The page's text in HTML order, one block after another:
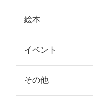
絵本
イベント
その他